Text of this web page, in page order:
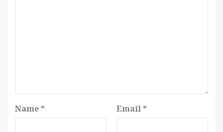
Name * Email *